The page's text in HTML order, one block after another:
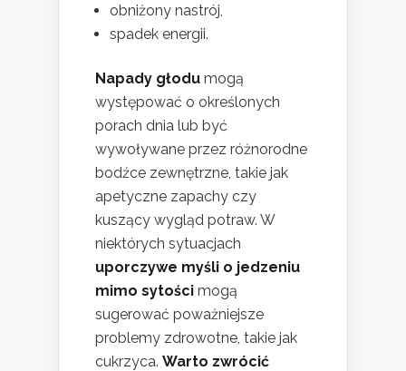
obniżony nastrój,
spadek energii.
Napady głodu mogą
występować o określonych
porach dnia lub być
wywoływane przez różnorodne
bodźce zewnętrzne, takie jak
apetyczne zapachy czy
kuszący wygląd potraw. W
niektórych sytuacjach
uporczywe myśli o jedzeniu
mimo sytości mogą
sugerować poważniejsze
problemy zdrowotne, takie jak
cukrzyca. Warto zwrócić